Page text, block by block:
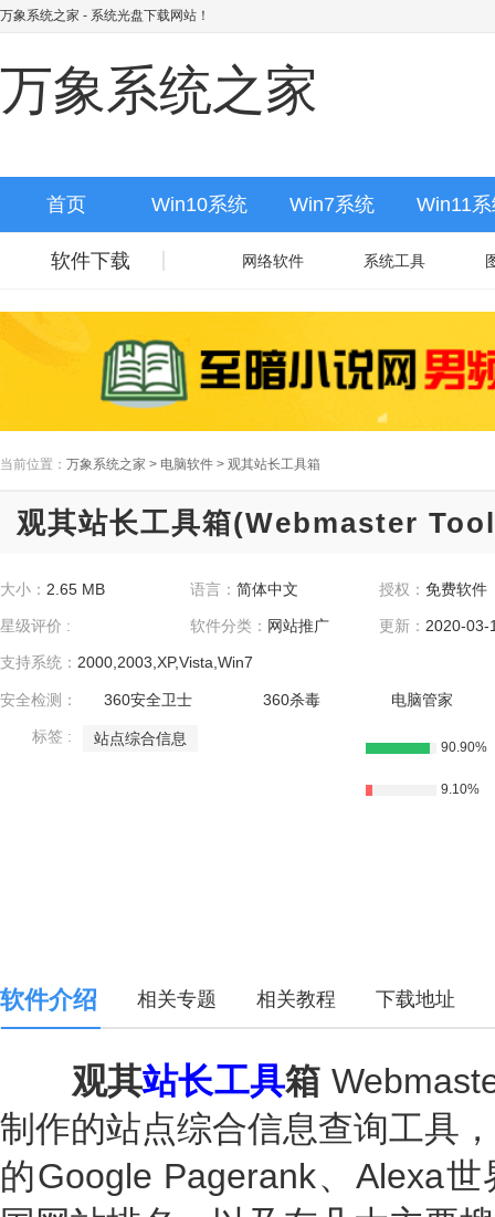
万象系统之家 - 系统光盘下载网站！
万象系统之家
首页 Win10系统 Win7系统 Win11
软件下载 网络软件 系统工具
当前位置： 万象系统之家 > 电脑软件 > 观其站长工具箱
观其站长工具箱(Webmaster
大小： 2.65 MB 语言： 简体中文 授权：免费软件
星级评价 : 软件分类： 网站推广 更新： 2020-03-
支持系统： 2000,2003,XP,Vista,Win7
安全检测： 360安全卫士 360杀毒 电脑管家
标签 :
站点综合信息
90.90%
9.10%
软件介绍 相关专题 相关教程 下载地址
观其站长工具箱
制作的站点综合信息查询工具
的Google Pagerank、Alexa